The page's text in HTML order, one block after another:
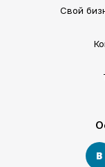
Свой